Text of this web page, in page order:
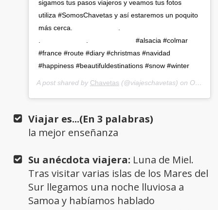
sigamos tus pasos viajeros y veamos tus fotos
utiliza #SomosChavetas y así estaremos un poquito
más cerca.⠀⠀⠀⠀⠀⠀⠀⠀⠀ .⠀⠀⠀⠀⠀⠀⠀⠀⠀
.⠀⠀⠀⠀⠀⠀⠀⠀⠀ . ⠀⠀⠀⠀⠀⠀⠀⠀⠀ #alsacia #colmar
#france #route #diary #christmas #navidad
#happiness #beautifuldestinations #snow #winter
A post shared by Chavetas (@viajeschavetas) on Oct 30, 2018 at 1:15pm PDT
Viajar es...(En 3 palabras)
la mejor enseñanza
Su anécdota viajera: Luna de Miel.
Tras visitar varias islas de los Mares del
Sur llegamos una noche lluviosa a
Samoa y habíamos hablado